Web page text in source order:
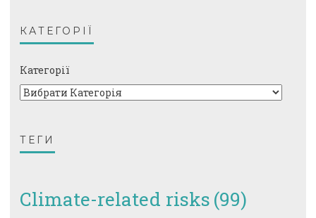
КАТЕГОРІЇ
Категорії
ТЕГИ
Climate-related risks (99)